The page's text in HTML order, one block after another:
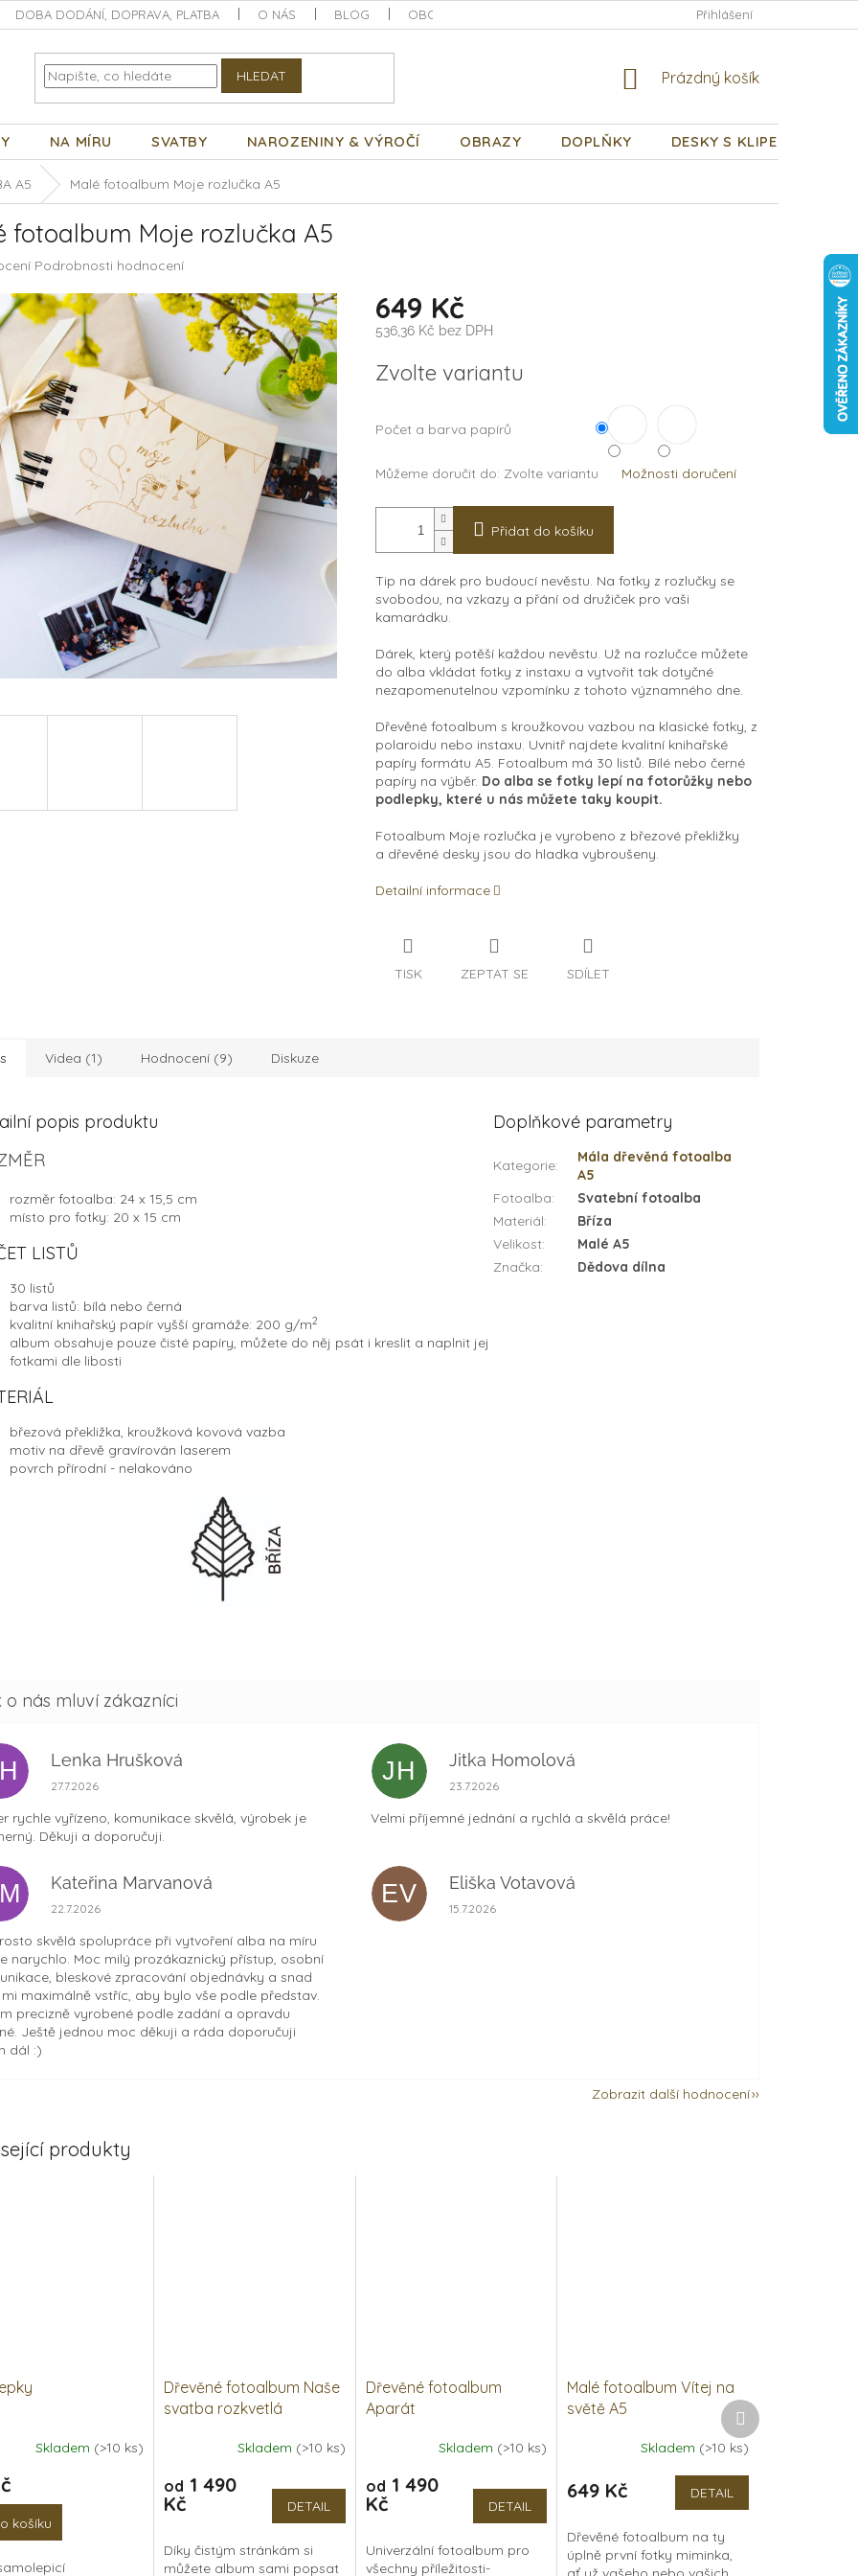
DOBA DODÁNÍ, DOPRAVA, PLATBA O NÁS BLOG OBCHODNÍ PODMÍNKY PODMÍNKY OCHRANY OSOBNÍCH ÚDAJŮ
Přihlášení
HLEDAT
NÁKUPNÍ
Prázdný košík
NA MÍRU SVATBY NAROZENINY & VÝROČÍ OBRAZY DOPLŇKY DESKY S KLIPEM
A5 Malé fotoalbum Moje rozlučka A5
fotoalbum Moje rozlučka A5
Podrobnosti hodnocení
649 Kč
536,36 Kč bez DPH
cena:
Zvolte variantu
Počet a barva papírů
Můžeme doručit do: Zvolte variantu Možnosti doručení
Přidat do košíku
Tip na dárek pro budoucí nevěstu. Na fotky z rozlučky se
svobodou, na vzkazy a přání od družiček pro vaši
kamarádku.
Dárek, který potěší každou nevěstu. Už na rozlučce můžete
do alba vkládat fotky z instaxu a vytvořit tak dotyčné
nezapomenutelnou vzpomínku z tohoto významného dne.
Dřevěné fotoalbum s kroužkovou vazbou na klasické fotky, z
polaroidu nebo instaxu. Uvnitř najdete kvalitní knihařské
papíry formátu A5. Fotoalbum má 30 listů. Bílé nebo černé
papíry na výběr. Do alba se fotky lepí na fotorůžky nebo
podlepky, které u nás můžete taky koupit.
Fotoalbum Moje rozlučka je vyrobeno z březové překližky
a dřevěné desky jsou do hladka vybroušeny.
Detailní informace
TISK ZEPTAT SE SDÍLET
produkty
Skladem (>10 ks)
košíku
Dřevěné fotoalbum Naše
svatba rozkvetlá
produktu
je
5
Skladem (>10 ks)
od 1 490
Kč
DETAIL
Díky čistým stránkám si
můžete album sami popsat
Dřevěné fotoalbum
Aparát
produktu
je
5
Skladem (>10 ks)
od 1 490
Kč
DETAIL
Univerzální fotoalbum pro
všechny příležitosti-
Malé fotoalbum Vítej na
světě A5
produktu
z
5
Skladem (>10 ks)
649 Kč DETAIL
Dřevěné fotoalbum na ty
úplně první fotky miminka,
Další
produkt
Videa (1) Hodnocení (9) Diskuze
popis produktu
rozměr fotoalba: 24 x 15,5 cm
místo pro fotky: 20 x 15 cm
LISTŮ
30 listů
barva listů: bílá nebo černá
kvalitní knihařský papír vyšší gramáže: 200 g/m2
album obsahuje pouze čisté papíry, můžete do něj psát i kreslit a naplnit jej
fotkami dle libosti
březová překližka, kroužková kovová vazba
motiv na dřevě gravírován laserem
povrch přírodní - nelakováno
Doplňkové parametry
Kategorie:
Mála dřevěná fotoalba
A5
Fotoalba:
Svatební fotoalba
Materiál:
Bříza
Velikost:
Malé A5
Značka: Dědova dílna
Lenka Hrušková
Hodnocení obchodu je 5 z 5 hvězdiček.
27.7.2026
rychle vyřízeno, komunikace skvělá, výrobek je
Děkuji a doporučuji.
JH Jitka Homolová
Hodnocení obchodu je 5 z 5 hvězdiček.
23.7.2026
Velmi příjemné jednání a rychlá a skvělá práce!
Kateřina Marvanová
Hodnocení obchodu je 5 z 5 hvězdiček.
22.7.2026
skvělá spolupráce při vytvoření alba na míru
narychlo. Moc milý prozákaznický přístup, osobní
bleskové zpracování objednávky a snad
maximálně vstříc, aby bylo vše podle představ.
precizně vyrobené podle zadání a opravdu
Ještě jednou moc děkuji a ráda doporučuji
dál :)
EV Eliška Votavová
Hodnocení obchodu je 5 z 5 hvězdiček.
15.7.2026
Zobrazit další hodnocení